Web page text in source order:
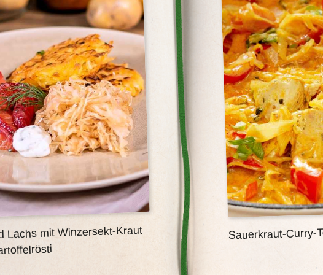
Lachs mit Winzersekt-Kraut Sauerkraut-Curry-